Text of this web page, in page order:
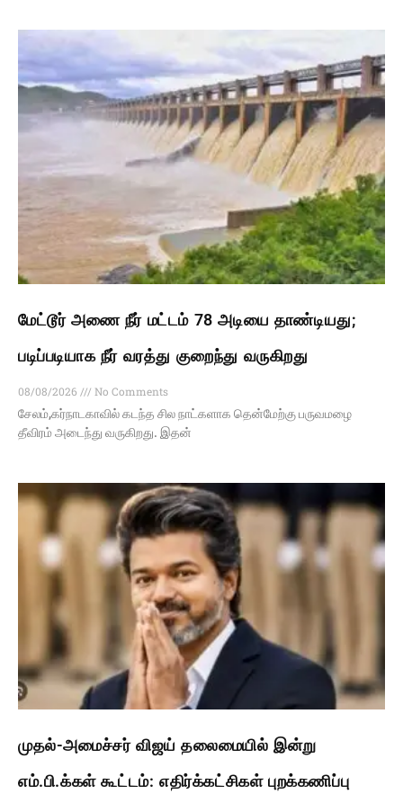
மேட்டூர் அணை நீர் மட்டம் 78 அடியை தாண்டியது;
படிப்படியாக நீர் வரத்து குறைந்து வருகிறது
08/08/2026
No Comments
சேலம்,கர்நாடகாவில் கடந்த சில நாட்களாக தென்மேற்கு பருவமழை
தீவிரம் அடைந்து வருகிறது. இதன்
முதல்-அமைச்சர் விஜய் தலைமையில் இன்று
எம்.பி.க்கள் கூட்டம்: எதிர்க்கட்சிகள் புறக்கணிப்பு